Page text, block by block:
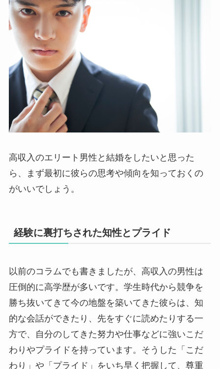
高収入のエリート男性と結婚をしたいと思った
ら、まず最初に彼らの思考や傾向を知っておくの
がいいでしょう。
経験に裏打ちされた知性とプライド
以前のコラムでも書きましたが、高収入の男性は
圧倒的に高学歴が多いです。学生時代から競争を
勝ち抜いてきて今の地盤を築いてきた彼らは、知
的な会話ができたり、先をすぐに読めたりする一
方で、自分のしてきた努力や仕事などに強いこだ
わりやプライドを持っています。そうした「こだ
わり」や「プライド」をいち早く把握して、尊重